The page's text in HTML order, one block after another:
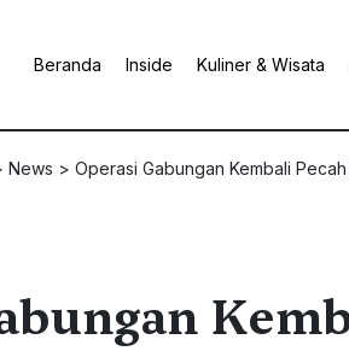
Beranda Inside Kuliner & Wisata
News > Operasi Gabungan Kembali